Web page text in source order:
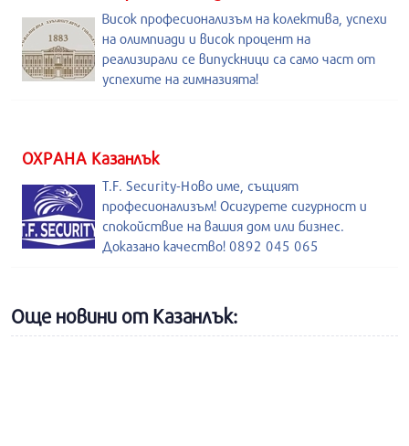
Висок професионализъм на колектива, успехи
на олимпиади и висок процент на
реализирали се випускници са само част от
успехите на гимназията!
ОХРАНА Казанлък
T.F. Security-Ново име, същият
професионализъм! Осигурете сигурност и
спокойствие на вашия дом или бизнес.
Доказано качество! 0892 045 065
Още новини от Казанлък: